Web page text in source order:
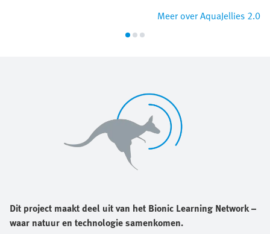
Meer over AquaJellies 2.0
Dit project maakt deel uit van het Bionic Learning Network –
waar natuur en technologie samenkomen.